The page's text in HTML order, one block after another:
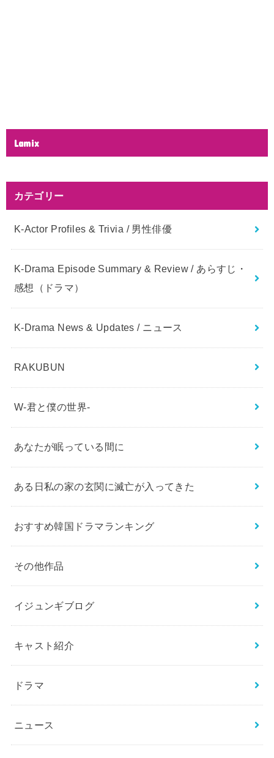
Lamix
カテゴリー
K-Actor Profiles & Trivia / 男性俳優
K-Drama Episode Summary & Review / あらすじ・
感想（ドラマ）
K-Drama News & Updates / ニュース
RAKUBUN
W-君と僕の世界-
あなたが眠っている間に
ある日私の家の玄関に滅亡が入ってきた
おすすめ韓国ドラマランキング
その他作品
イジュンギブログ
キャスト紹介
ドラマ
ニュース